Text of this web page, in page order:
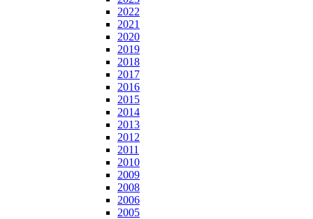
2022
2021
2020
2019
2018
2017
2016
2015
2014
2013
2012
2011
2010
2009
2008
2006
2005